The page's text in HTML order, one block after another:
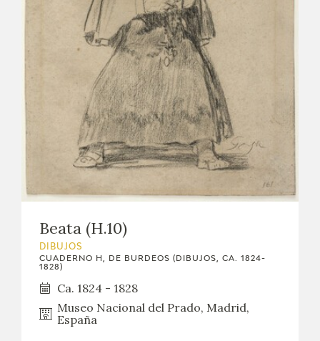
Beata (H.10)
DIBUJOS
CUADERNO H, DE BURDEOS (DIBUJOS, CA. 1824-
1828)
Ca. 1824 - 1828
Museo Nacional del Prado, Madrid,
España